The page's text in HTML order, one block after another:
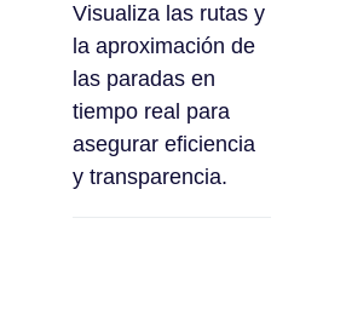
Visualiza las rutas y
la aproximación de
las paradas en
tiempo real para
asegurar eficiencia
y transparencia.